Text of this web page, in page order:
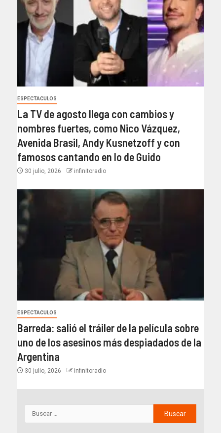
ESPECTACULOS
La TV de agosto llega con cambios y
nombres fuertes, como Nico Vázquez,
Avenida Brasil, Andy Kusnetzoff y con
famosos cantando en lo de Guido
30 julio, 2026 infinitoradio
ESPECTACULOS
Barreda: salió el tráiler de la película sobre
uno de los asesinos más despiadados de la
Argentina
30 julio, 2026 infinitoradio